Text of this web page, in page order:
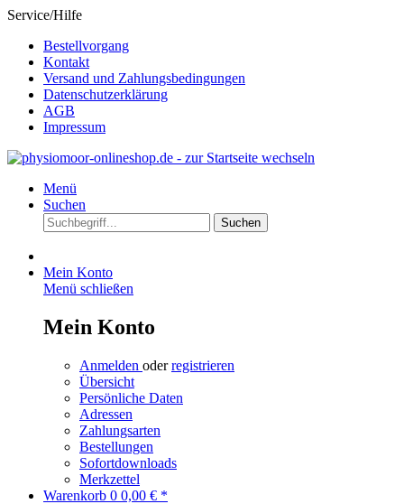
Service/Hilfe
Bestellvorgang
Kontakt
Versand und Zahlungsbedingungen
Datenschutzerklärung
AGB
Impressum
Menü
Suchen
Suchen
Mein Konto
Menü schließen
Mein Konto
Anmelden oderregistrieren
Übersicht
Persönliche Daten
Adressen
Zahlungsarten
Bestellungen
Sofortdownloads
Merkzettel
Warenkorb 0 0,00 € *